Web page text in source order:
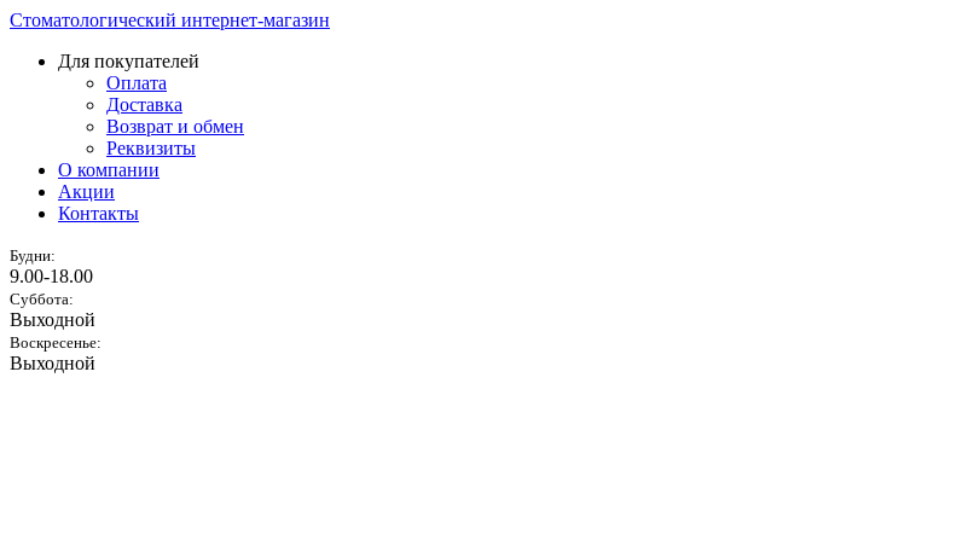
Стоматологический интернет-магазин
Для покупателей
Оплата
Доставка
Возврат и обмен
Реквизиты
О компании
Акции
Контакты
Будни:
9.00-18.00
Суббота:
Выходной
Воскресенье:
Выходной